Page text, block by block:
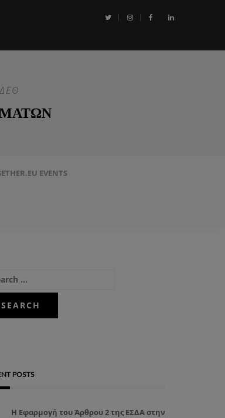
ASPIDES: Η ΕΕ στην ασφάλεια της Ερυθράς
EVENTS
POSTS
Η Εφαρμογή του Άρθρου 2 της ΕΣΔΑ στην